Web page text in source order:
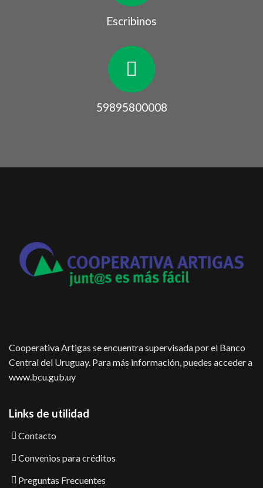
Escribinos
59895800008
Cooperativa Artigas se encuentra supervisada por el Banco
Central del Uruguay. Para más información, puedes acceder a
www.bcu.gub.uy
Links de utilidad
Contacto
Convenios para créditos
Preguntas Frecuentes